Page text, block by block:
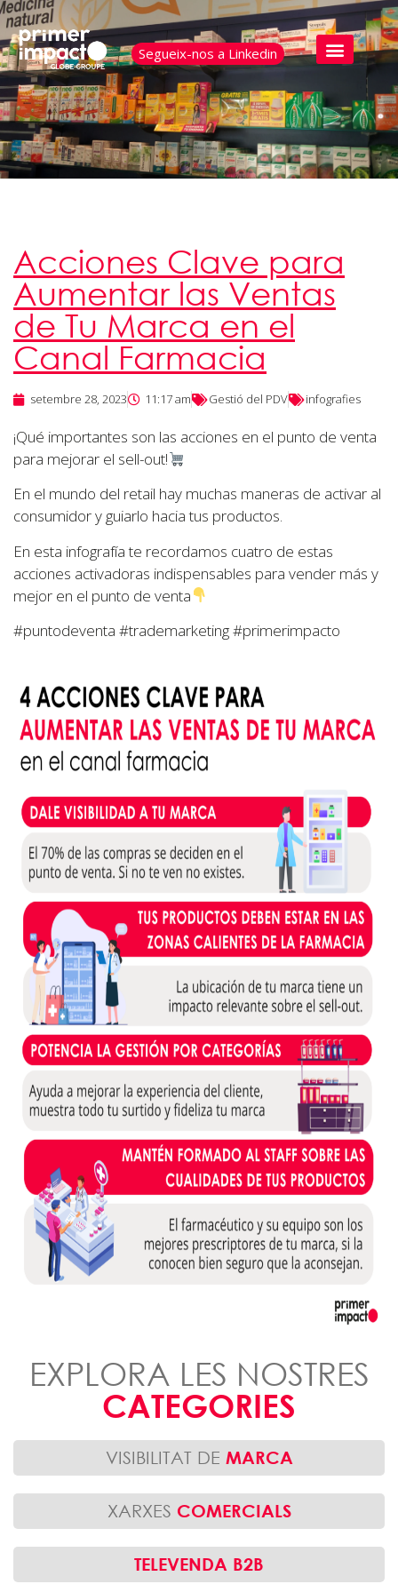
Segueix-nos a Linkedin
Acciones Clave para
Aumentar las Ventas
de Tu Marca en el
Canal Farmacia
setembre 28, 2023 11:17 am Gestió del PDV infografies
¡Qué importantes son las acciones en el punto de venta
para mejorar el sell-out!
En el mundo del retail hay muchas maneras de activar al
consumidor y guiarlo hacia tus productos.
En esta infografía te recordamos cuatro de estas
acciones activadoras indispensables para vender más y
mejor en el punto de venta
#puntodeventa #trademarketing #primerimpacto
EXPLORA LES NOSTRES
CATEGORIES
VISIBILITAT DE MARCA
XARXES COMERCIALS
TELEVENDA B2B